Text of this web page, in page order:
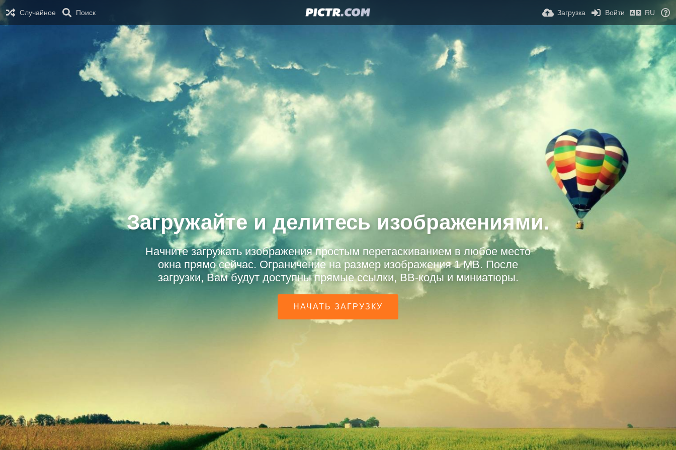
Случайное Поиск Загрузка Войти RU
Загружайте и делитесь изображениями.
Начните загружать изображения простым перетаскиванием в любое место
окна прямо сейчас. Ограничение на размер изображения 1 MB. После
загрузки, Вам будут доступны прямые ссылки, BB-коды и миниатюры.
НАЧАТЬ ЗАГРУЗКУ